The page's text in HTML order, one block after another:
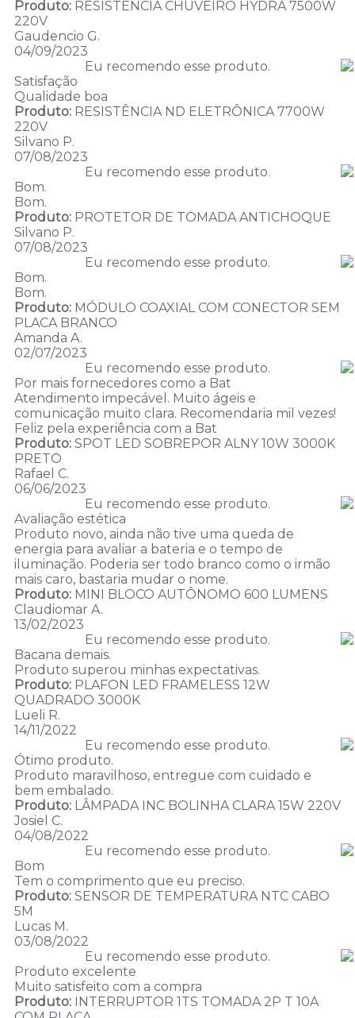
Produto:RESISTÊNCIA CHUVEIRO HYDRA 7500W
220V
Gaudencio G.
04/09/2023
Eu recomendo esse produto.
Satisfação
Qualidade boa
Produto:RESISTÊNCIA ND ELETRÔNICA 7700W
220V
Silvano P.
07/08/2023
Eu recomendo esse produto.
Bom.
Bom.
Produto:PROTETOR DE TOMADA ANTICHOQUE
Silvano P.
07/08/2023
Eu recomendo esse produto.
Bom.
Bom.
Produto:MÓDULO COAXIAL COM CONECTOR SEM
PLACA BRANCO
Amanda A.
02/07/2023
Eu recomendo esse produto.
Por mais fornecedores como a Bat
Atendimento impecável. Muito ágeis e
comunicação muito clara. Recomendaria mil vezes!
Feliz pela experiência com a Bat
Produto:SPOT LED SOBREPOR ALNY 10W 3000K
PRETO
Rafael C.
06/06/2023
Eu recomendo esse produto.
Avaliação estética
Produto novo, ainda não tive uma queda de
energia para avaliar a bateria e o tempo de
iluminação. Poderia ser todo branco como o irmão
mais caro, bastaria mudar o nome.
Produto:MINI BLOCO AUTÔNOMO 600 LUMENS
Claudiomar A.
13/02/2023
Eu recomendo esse produto.
Bacana demais.
Produto superou minhas expectativas.
Produto:PLAFON LED FRAMELESS 12W
QUADRADO 3000K
Lueli R.
14/11/2022
Eu recomendo esse produto.
Ótimo produto.
Produto maravilhoso, entregue com cuidado e
bem embalado.
Produto:LÂMPADA INC BOLINHA CLARA 15W 220V
Josiel C.
04/08/2022
Eu recomendo esse produto.
Bom
Tem o comprimento que eu preciso.
Produto:SENSOR DE TEMPERATURA NTC CABO
5M
Lucas M.
03/08/2022
Eu recomendo esse produto.
Produto excelente
Muito satisfeito com a compra
Produto:INTERRUPTOR 1TS TOMADA 2P T 10A